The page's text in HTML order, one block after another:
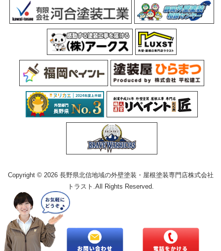
Copyright © 2026 長野県北信地域の外壁塗装・屋根塗装専門店株式会社
トラスト.All Rights Reserved.